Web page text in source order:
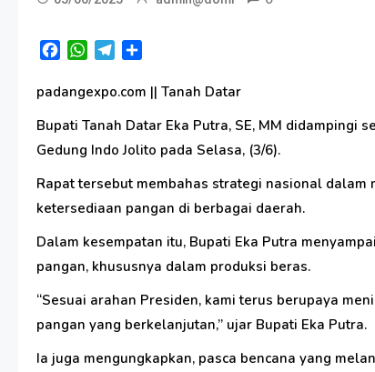
FacebookWhatsApp
Telegram
padangexpo.com || Tanah Datar
Bupati Tanah Datar Eka Putra, SE, MM
Gedung Indo Jolito pada Selasa, (3/6).
Rapat tersebut membahas strategi nasional
ketersediaan pangan di berbagai daerah.
Dalam kesempatan itu, Bupati Eka Putra
pangan, khususnya dalam produksi beras.
“Sesuai arahan Presiden, kami terus berupaya
pangan yang berkelanjutan,” ujar Bupati Eka Putra.
Ia juga mengungkapkan, pasca bencana yang